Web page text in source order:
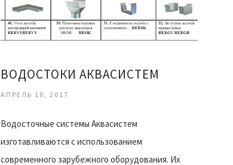
ВОДОСТОКИ АКВАСИСТЕМ
АПРЕЛЬ 10, 2017
Водосточные системы Аквасистем
изготавливаются с использованием
современного зарубежного оборудования. Их